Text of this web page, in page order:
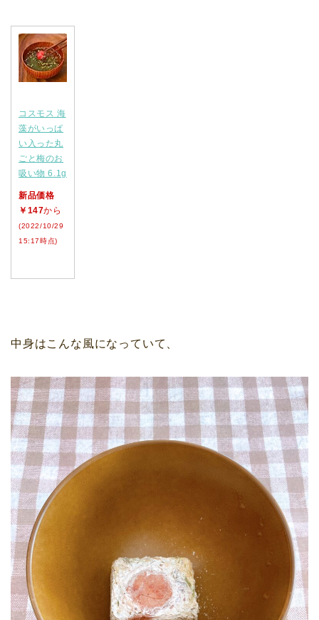
コスモス 海
藻がいっぱ
い入った丸
ごと梅のお
吸い物 6.1g
新品価格
￥147から
(2022/10/29
15:17時点)
中身はこんな風になっていて、